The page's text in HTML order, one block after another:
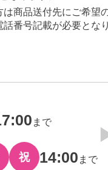
商品送付先にご希望
番号記載が必要となり
まで
祝 14:00 まで